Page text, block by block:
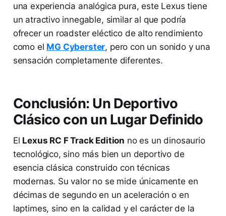
una experiencia analógica pura, este Lexus tiene
un atractivo innegable, similar al que podría
ofrecer un roadster eléctico de alto rendimiento
como el MG Cyberster, pero con un sonido y una
sensación completamente diferentes.
Conclusión: Un Deportivo
Clásico con un Lugar Definido
El Lexus RC F Track Edition no es un dinosaurio
tecnológico, sino más bien un deportivo de
esencia clásica construido con técnicas
modernas. Su valor no se mide únicamente en
décimas de segundo en un aceleración o en
laptimes, sino en la calidad y el carácter de la